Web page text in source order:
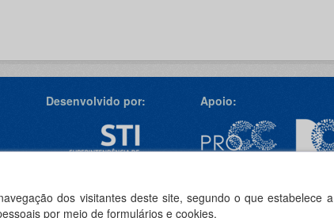
dos visitantes deste site, segundo o que estabelece a
por meio de formulários e cookies.
Desenvolvido por: Apoio:
Idioma